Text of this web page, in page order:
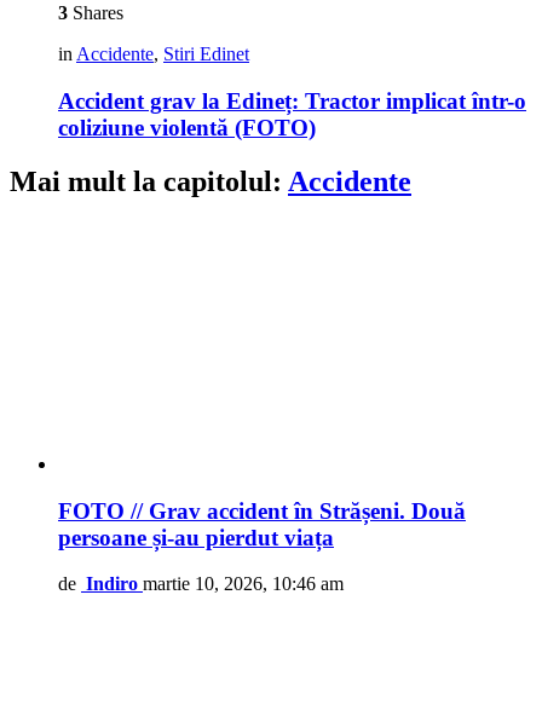
3 Shares
inAccidente, Stiri Edinet
Accident grav la Edineț: Tractor implicat într-o
coliziune violentă (FOTO)
Mai mult la capitolul: Accidente
FOTO // Grav accident în Strășeni. Două
persoane și-au pierdut viața
de Indiro martie 10, 2026, 10:46 am